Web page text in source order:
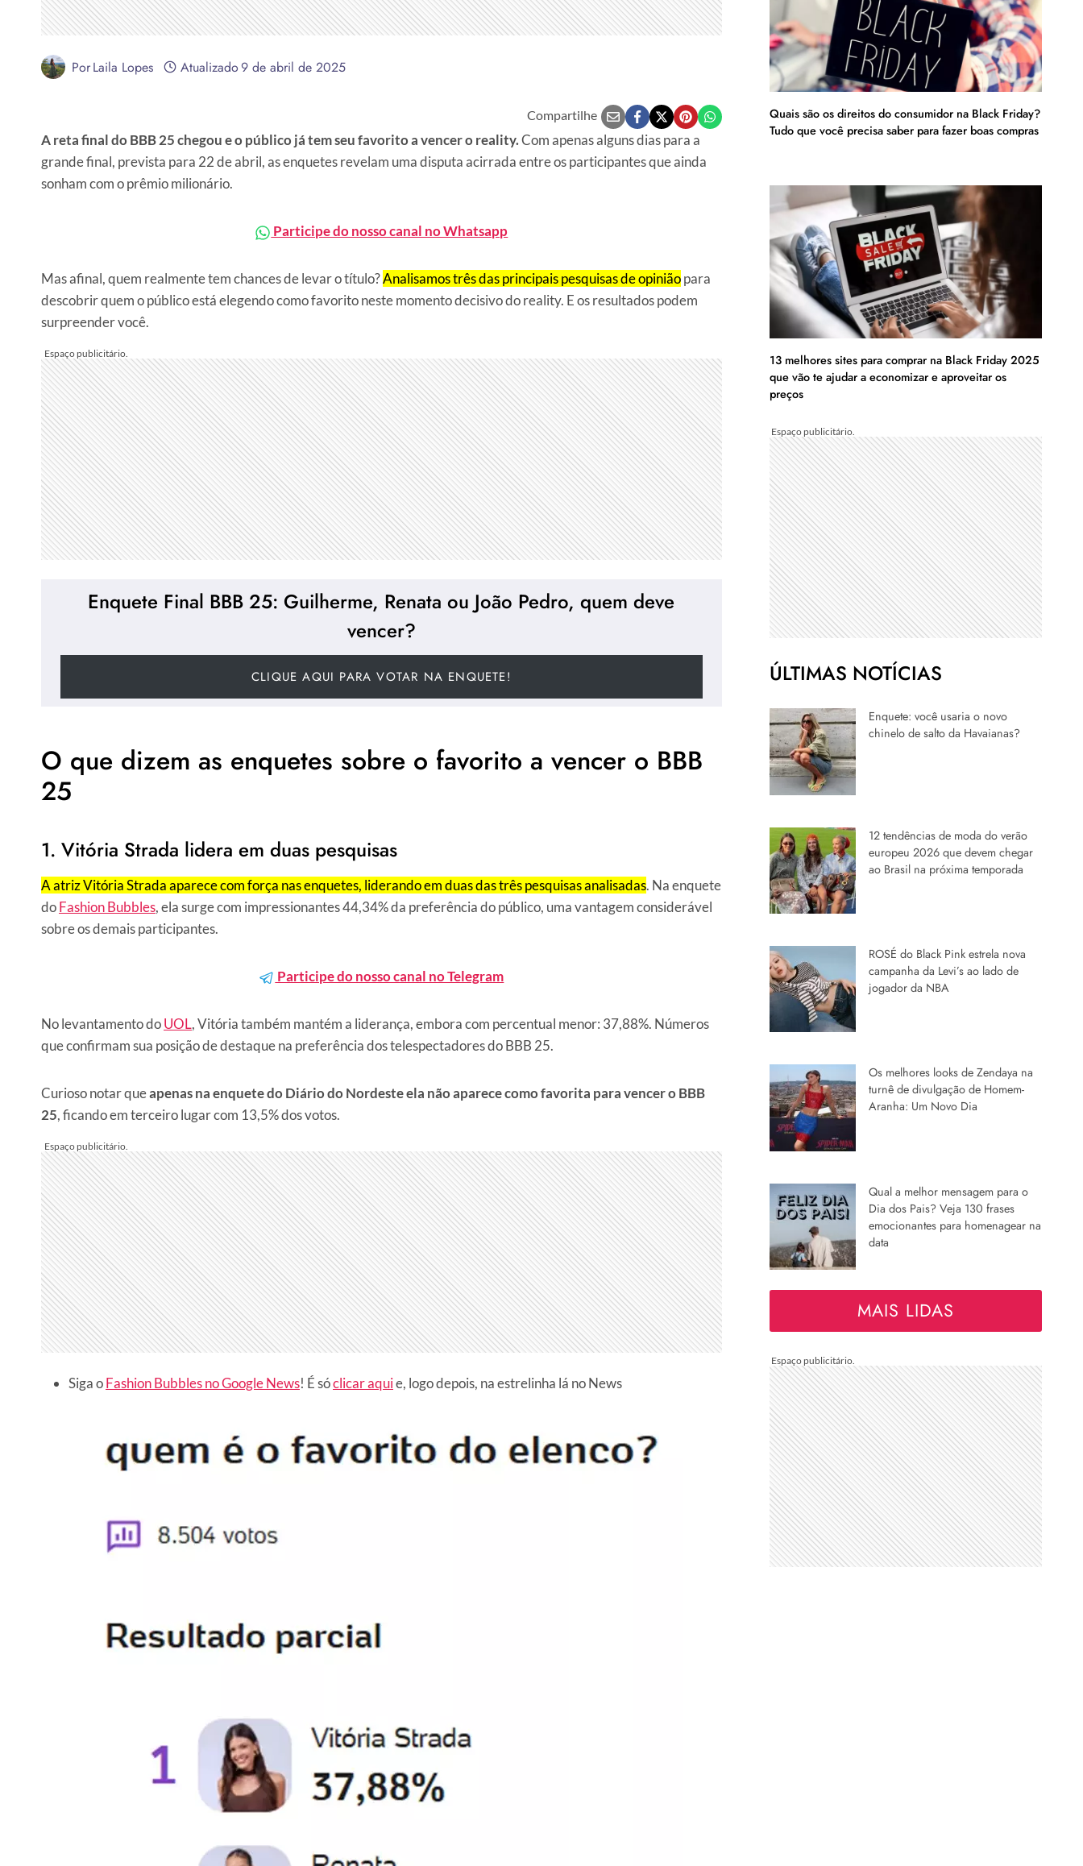
PorLaila Lopes Atualizado9 de abril de 2025
Compartilhe
A reta final do BBB 25 chegou e o público já tem seu favorito a vencer o reality.Com apenas alguns dias para a
grande final, prevista para 22 de abril, as enquetes revelam uma disputa acirrada entre os participantes que ainda
sonham com o prêmio milionário.
Participe do nosso canal no Whatsapp
Mas afinal, quem realmente tem chances de levar o título?Analisamos três das principais pesquisas de opiniãopara
descobrir quem o público está elegendo como favorito neste momento decisivo do reality. E os resultados podem
surpreender você.
Enquete Final BBB 25: Guilherme, Renata ou João Pedro, quem deve
vencer?
CLIQUE AQUI PARA VOTAR NA ENQUETE!
O que dizem as enquetes sobre o favorito a vencer o BBB
25
1. Vitória Strada lidera em duas pesquisas
A atriz Vitória Strada aparece com força nas enquetes, liderando em duas das três pesquisas analisadas. Na enquete
doFashion Bubbles, ela surge com impressionantes 44,34% da preferência do público, uma vantagem considerável
sobre os demais participantes.
Participe do nosso canal no Telegram
No levantamento doUOL, Vitória também mantém a liderança, embora com percentual menor: 37,88%. Números
que confirmam sua posição de destaque na preferência dos telespectadores do BBB 25.
Curioso notar queapenas na enquete do Diário do Nordeste ela não aparece como favorita para vencer o BBB
25, ficando em terceiro lugar com 13,5% dos votos.
Siga oFashion Bubbles no Google News! É sóclicar aquie, logo depois, na estrelinha lá no News
Quais são os direitos do consumidor na Black Friday?
Tudo que você precisa saber para fazer boas compras
13 melhores sites para comprar na Black Friday 2025
que vão te ajudar a economizar e aproveitar os
preços
ÚLTIMAS NOTÍCIAS
Enquete: você usaria o novo
chinelo de salto da Havaianas?
12 tendências de moda do verão
europeu 2026 que devem chegar
ao Brasil na próxima temporada
ROSÉ do Black Pink estrela nova
campanha da Levi’s ao lado de
jogador da NBA
Os melhores looks de Zendaya na
turnê de divulgação de Homem-
Aranha: Um Novo Dia
Qual a melhor mensagem para o
Dia dos Pais? Veja 130 frases
emocionantes para homenagear na
data
MAIS LIDAS